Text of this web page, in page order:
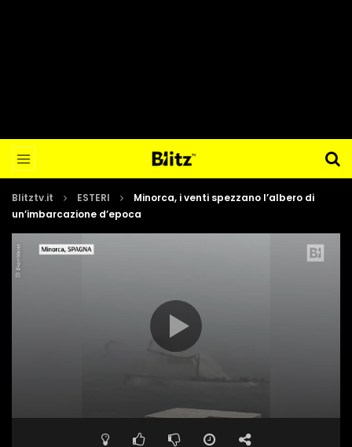
Blitztv.it ESTERI
Minorca, i venti spezzano l’albero di
un’imbarcazione d’epoca